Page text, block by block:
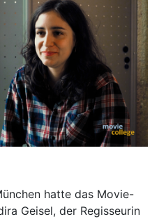
hatte das Movie-
Geisel, der Regisseurin